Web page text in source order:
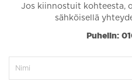
Jos kiinnostuit kohteesta,
sähköisellä
Puhelin: